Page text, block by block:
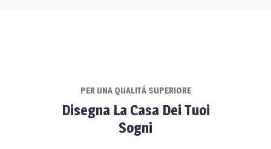
PER UNA QUALITÁ SUPERIORE
Disegna La Casa Dei Tuoi
Sogni